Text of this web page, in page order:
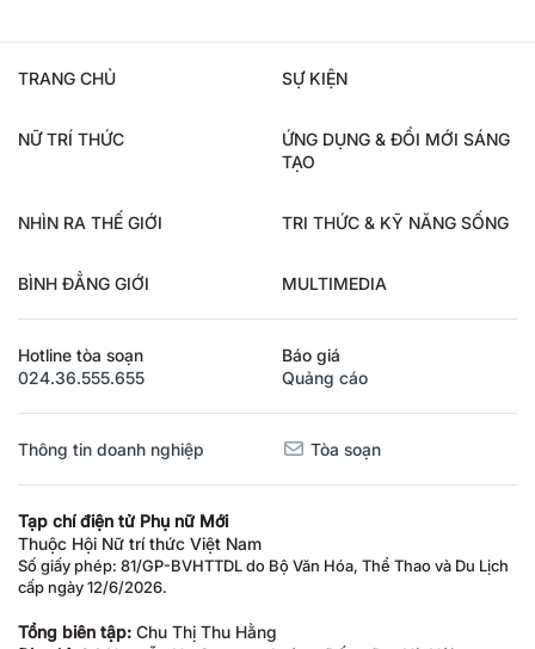
TRANG CHỦ SỰ KIỆN
NỮ TRÍ THỨC
ỨNG DỤNG & ĐỔI MỚI SÁNG
TẠO
NHÌN RA THẾ GIỚI TRI THỨC & KỸ NĂNG SỐNG
BÌNH ĐẲNG GIỚI MULTIMEDIA
Hotline tòa soạn
024.36.555.655
Báo giá
Quảng cáo
Thông tin doanh nghiệp Tòa soạn
Tạp chí điện tử Phụ nữ Mới
Thuộc Hội Nữ trí thức Việt Nam
Số giấy phép: 81/GP-BVHTTDL do Bộ Văn Hóa, Thể Thao và Du Lịch
cấp ngày 12/6/2026.
Tổng biên tập: Chu Thị Thu Hằng